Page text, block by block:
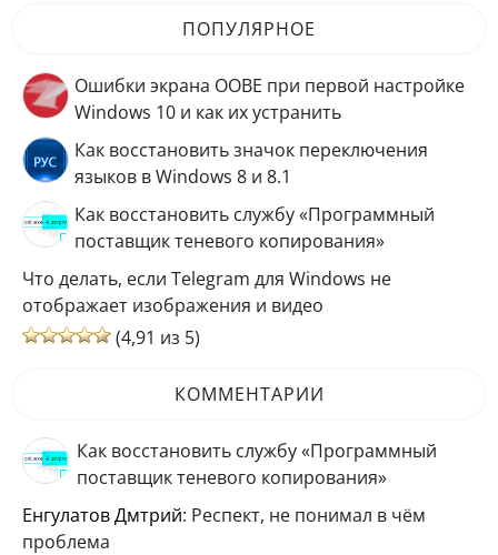
ПОПУЛЯРНОЕ
Ошибки экрана OOBE при первой настройке
Windows 10 и как их устранить
Как восстановить значок переключения
языков в Windows 8 и 8.1
Как восстановить службу «Программный
поставщик теневого копирования»
Что делать, если Telegram для Windows не
отображает изображения и видео
(4,91 из 5)
КОММЕНТАРИИ
Как восстановить службу «Программный
поставщик теневого копирования»
Енгулатов Дмтрий: Респект, не понимал в чём
проблема